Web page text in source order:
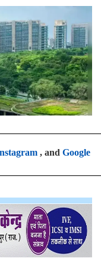
, and Google